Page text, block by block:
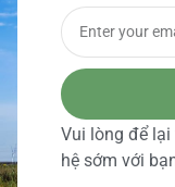
Vui lòng để
hệ sớm với